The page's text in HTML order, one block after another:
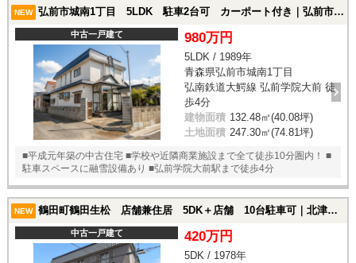
NEW 弘前市城南1丁目 5LDK 駐車2台可 カーポート付き｜弘前市城南1丁目の中古一戸建て
中古一戸建て 980万円
5LDK / 1989年
青森県弘前市城南1丁目
弘南鉄道大鰐線 弘前学院大前 徒
歩4分
建物面積 132.48㎡(40.08坪)
土地面積 247.30㎡(74.81坪)
■平成元年築の中古住宅 ■学校や近隣商業施設まで全て徒歩10分圏内！ ■
駐車スペースに融雪設備あり ■弘前学院大前駅まで徒歩4分
NEW 鶴田町鶴田生松 店舗兼住居 5DK＋店舗 10台駐車可｜北津軽郡鶴田町鶴田生松の中古一戸建て
中古一戸建て 420万円
5DK / 1978年